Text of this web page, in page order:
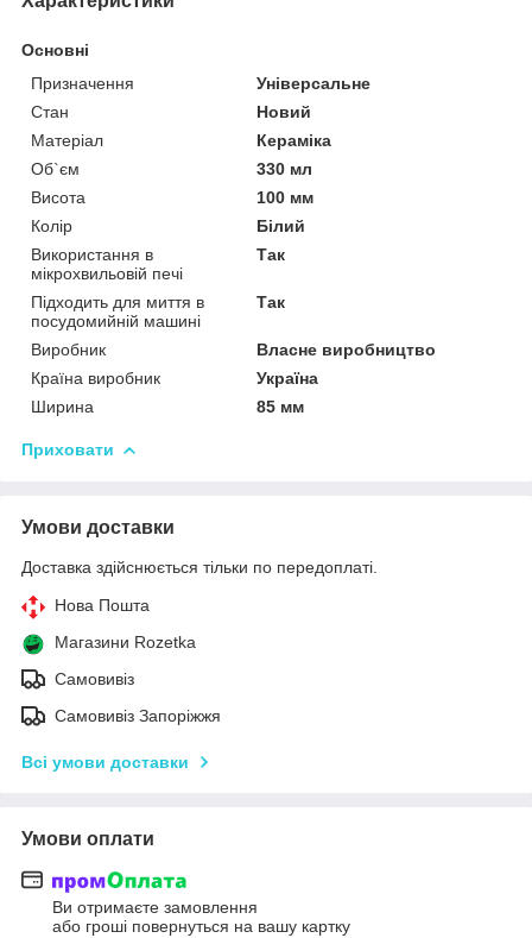
Основні
Призначення
Універсальне
Стан
Новий
Матеріал
Кераміка
Об`єм
330 мл
Висота
100 мм
Колір
Білий
Використання в
мікрохвильовій печі
Так
Підходить для миття в
посудомийній машині
Так
Виробник
Власне виробництво
Країна виробник
Україна
Ширина
85 мм
Приховати
Умови доставки
Доставка здійснюється тільки по передоплаті.
Нова Пошта
Магазини Rozetka
Самовивіз
Самовивіз Запоріжжя
Всі умови доставки
Умови оплати
Ви отримаєте замовлення
або гроші повернуться на вашу картку